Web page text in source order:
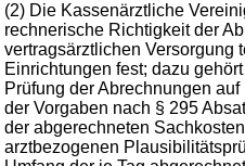
(2) Die Kassenärztliche
rechnerische Richtigkeit der
vertragsärztlichen Versorgung
Einrichtungen fest; dazu
Prüfung der Abrechnungen
der Vorgaben nach § 295
der abgerechneten
arztbezogenen